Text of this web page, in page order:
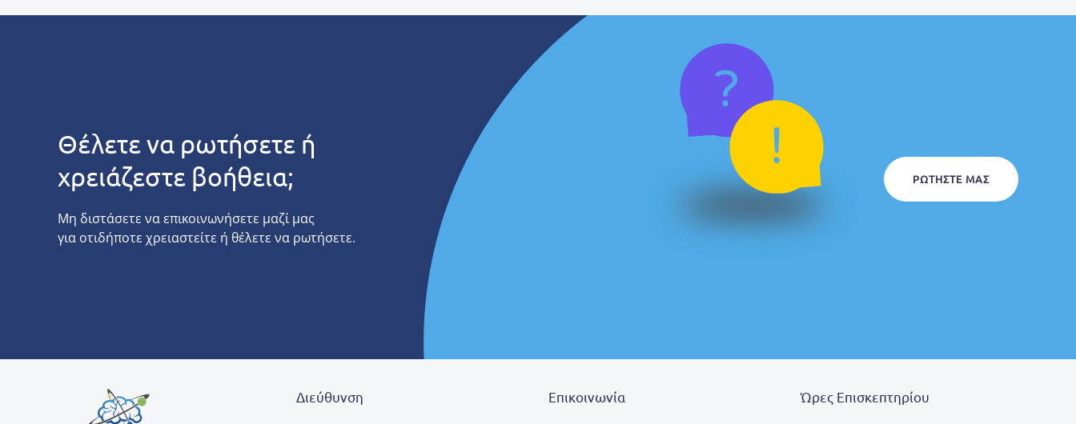
Θέλετε να ρωτήσετε ή
χρειάζεστε βοήθεια;
Μη διστάσετε να επικοινωνήσετε μαζί μας
για οτιδήποτε χρειαστείτε ή θέλετε να ρωτήσετε.
ΡΩΤΉΣΤΕ ΜΑΣ
Διεύθυνση Επικοινωνία Ώρες Επισκεπτηρίου